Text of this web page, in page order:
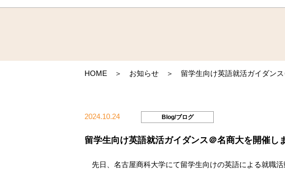
HOME ＞ お知らせ ＞ 留学生向け英語就活ガイダンス
2024.10.24 Blog/ブログ
留学生向け英語就活ガイダンス＠名商大を開催し
先日、名古屋商科大学にて留学生向けの英語による就職